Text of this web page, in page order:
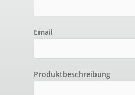
Email
Produktbeschreibung